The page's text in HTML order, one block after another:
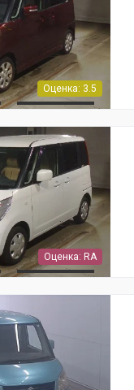
Оценка: 3.5
Оценка: RA